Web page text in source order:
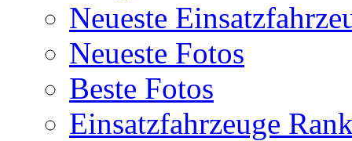
Neueste
Neueste Fotos
Beste Fotos
Einsatzfahrzeuge